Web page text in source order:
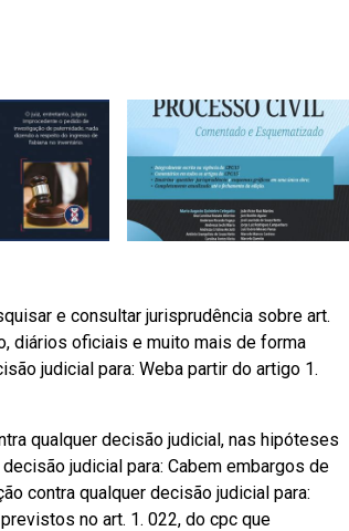
e consultar jurisprudência sobre art.
diários oficiais e muito mais de forma
judicial para: Weba partir do artigo 1.
qualquer decisão judicial, nas hipóteses
judicial para: Cabem embargos de
contra qualquer decisão judicial para:
no art. 1. 022, do cpc que